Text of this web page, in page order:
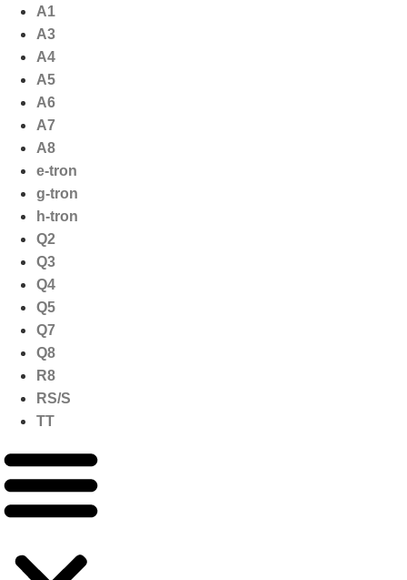
naar
inhoud
A1
A3
A4
A5
A6
A7
A8
e-tron
g-tron
h-tron
Q2
Q3
Q4
Q5
Q7
Q8
R8
RS/S
TT